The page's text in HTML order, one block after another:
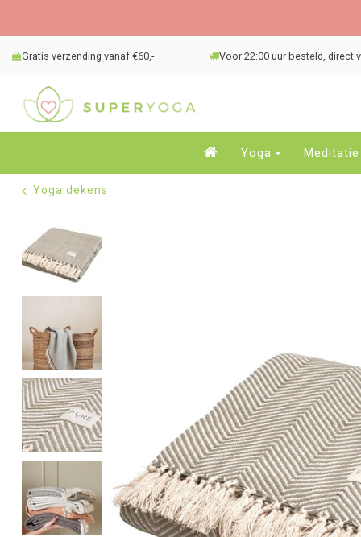
Gratis verzending vanaf €60,- Voor 22:00 uur besteld, direct
Yoga Meditatie
Yoga dekens